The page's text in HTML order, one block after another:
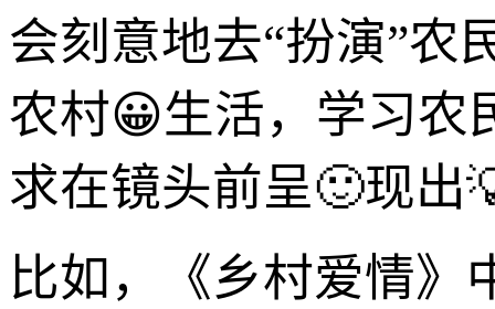
会刻意地去“扮演”农
农村😀生活，学习农
求在镜头前呈🙂现出
比如，《乡村爱情》